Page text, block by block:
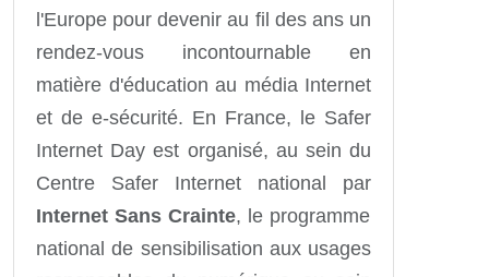
l'Europe pour devenir au fil des ans un
rendez-vous incontournable en
matière d'éducation au média Internet
et de e-sécurité. En France, le Safer
Internet Day est organisé, au sein du
Centre Safer Internet national par
Internet Sans Crainte, le programme
national de sensibilisation aux usages